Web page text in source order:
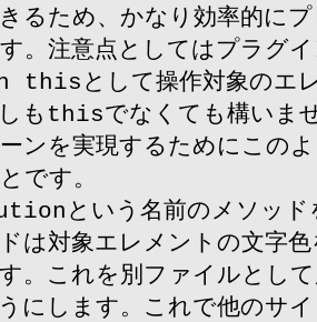
るため、かなり効率的に
。注意点としてはプラグ
として操作対象のエ
しもthisでなくても構いま
ンを実現するためにこの
です。
という名前のメソッド
は対象エレメントの文字
。これを別ファイルとし
にします。これで他のサ